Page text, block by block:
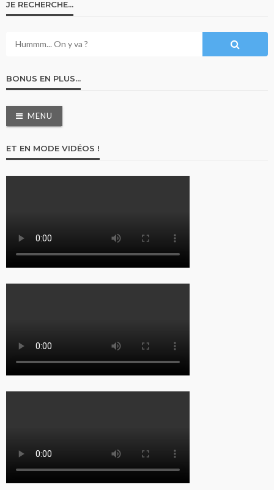
JE RECHERCHE…
BONUS EN PLUS…
MENU
ET EN MODE VIDÉOS !